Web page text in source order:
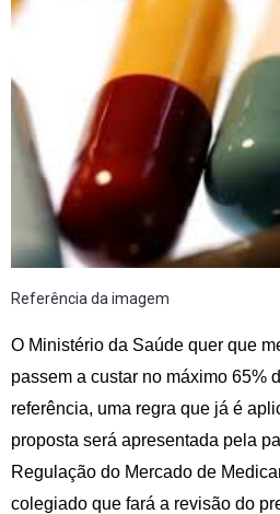
Referência da imagem
O Ministério da Saúde quer que
passem a custar no máximo 65%
referência, uma regra que já é
proposta será apresentada pela
Regulação do Mercado de
colegiado que fará a revisão do